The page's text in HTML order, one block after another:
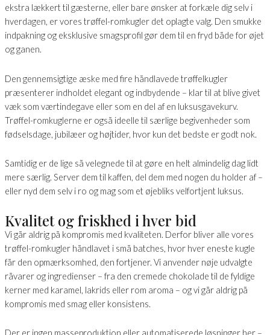
ekstra lækkert til gæsterne, eller bare ønsker at forkæle dig selv i
hverdagen, er vores trøffel-romkugler det oplagte valg. Den smukke
indpakning og eksklusive smagsprofil gør dem til en fryd både for øjet
og ganen.
Den gennemsigtige æske med fire håndlavede trøffelkugler
præsenterer indholdet elegant og indbydende – klar til at blive givet
væk som værtindegave eller som en del af en luksusgavekurv.
Trøffel-romkuglerne er også ideelle til særlige begivenheder som
fødselsdage, jubilæer og højtider, hvor kun det bedste er godt nok.
Samtidig er de lige så velegnede til at gøre en helt almindelig dag lidt
mere særlig. Server dem til kaffen, del dem med nogen du holder af –
eller nyd dem selv i ro og mag som et øjebliks velfortjent luksus.
Kvalitet og friskhed i hver bid
Vi går aldrig på kompromis med kvaliteten. Derfor bliver alle vores
trøffel-romkugler håndlavet i små batches, hvor hver eneste kugle
får den opmærksomhed, den fortjener. Vi anvender nøje udvalgte
råvarer og ingredienser – fra den cremede chokolade til de fyldige
kerner med karamel, lakrids eller rom aroma – og vi går aldrig på
kompromis med smag eller konsistens.